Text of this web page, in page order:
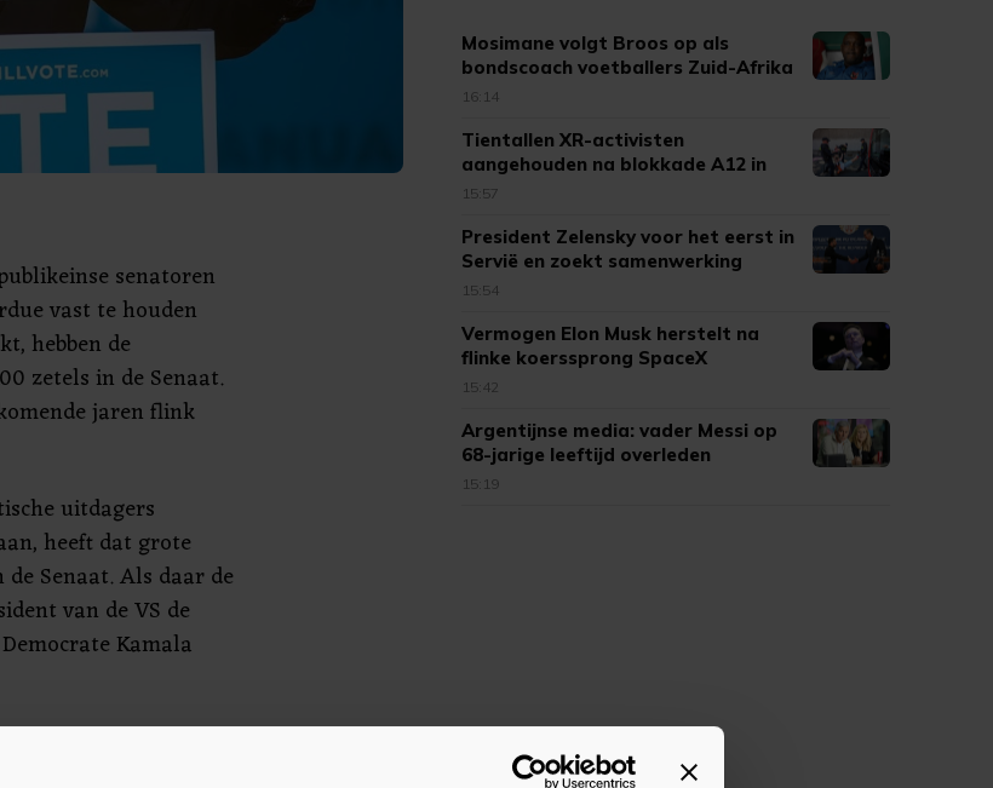
senatoren
vast te houden
hebben de
zetels in de Senaat.
jaren flink
uitdagers
heeft dat grote
Senaat. Als daar de
van de VS de
Kamala
de staat bij de
Mosimane volgt Broos op als
bondscoach voetballers Zuid-Afrika
16:14
Tientallen XR-activisten
aangehouden na blokkade A12 in
Den Haag
15:57
President Zelensky voor het eerst in
Servië en zoekt samenwerking
15:54
Vermogen Elon Musk herstelt na
flinke koerssprong SpaceX
15:42
Argentijnse media: vader Messi op
68-jarige leeftijd overleden
15:19